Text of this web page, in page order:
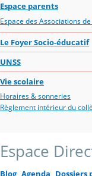
Espace parents
Espace des Associations
Le Foyer Socio-éducatif
UNSS
Vie scolaire
Horaires & sonneries
Règlement intérieur du
Espace
Blog Agenda Dossiers